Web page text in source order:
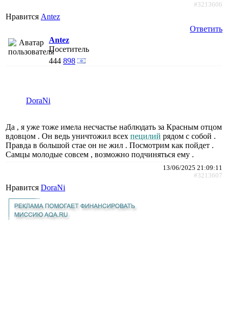
#3213606
Нравится Antez
Ответить
Antez
Посетитель
444 898
DoraNi
Да , я уже тоже имела несчастье наблюдать за Красным отцом
вдовцом . Он ведь уничтожил всех пецилий рядом с собой .
Правда в большой стае он не жил . Посмотрим как пойдет .
Самцы молодые совсем , возможно подчиняться ему .
13/06/2025 21:09:11
#3213607
Нравится DoraNi